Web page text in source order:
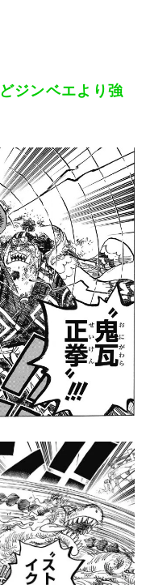
ジンベエより強